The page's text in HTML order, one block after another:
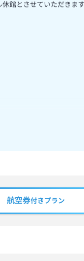
館とさせていただきます
チケットの販売はござい
合いでベッド間に高低
プに関しましては、ベ
航空券付きプラン